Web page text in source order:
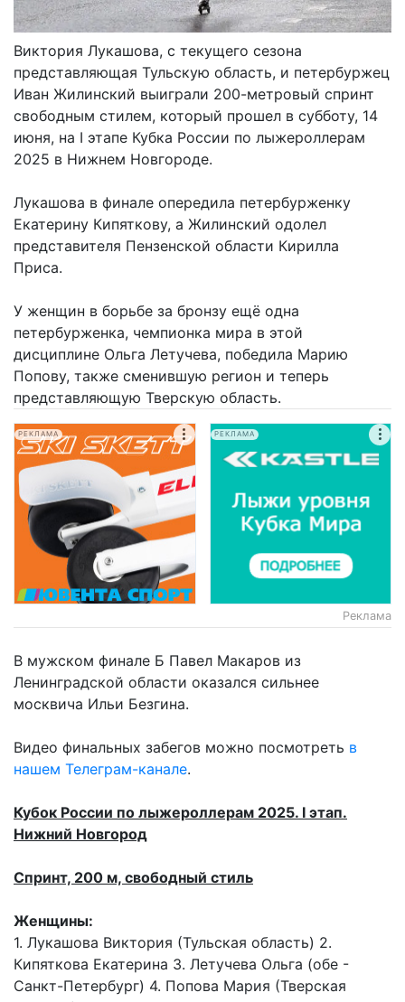
Виктория Лукашова, с текущего сезона
представляющая Тульскую область, и петербуржец
Иван Жилинский выиграли 200-метровый спринт
свободным стилем, который прошел в субботу, 14
июня, на I этапе Кубка России по лыжероллерам
2025 в Нижнем Новгороде.
Лукашова в финале опередила петербурженку
Екатерину Кипяткову, а Жилинский одолел
представителя Пензенской области Кирилла
Приса.
У женщин в борьбе за бронзу ещё одна
петербурженка, чемпионка мира в этой
дисциплине Ольга Летучева, победила Марию
Попову, также сменившую регион и теперь
представляющую Тверскую область.
РЕКЛАМА РЕКЛАМА
Реклама
В мужском финале Б Павел Макаров из
Ленинградской области оказался сильнее
москвича Ильи Безгина.
Видео финальных забегов можно посмотреть в
нашем Телеграм-канале.
Кубок России по лыжероллерам 2025. I этап.
Нижний Новгород
Спринт, 200 м, свободный стиль
Женщины:
1. Лукашова Виктория (Тульская область) 2.
Кипяткова Екатерина 3. Летучева Ольга (обе -
Санкт-Петербург) 4. Попова Мария (Тверская